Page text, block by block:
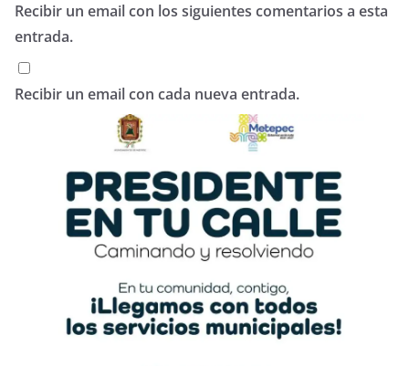
Recibir un email con los siguientes comentarios a esta
entrada.
Recibir un email con cada nueva entrada.